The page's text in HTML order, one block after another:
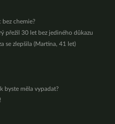
bez chemie?
přežil 30 let bez jediného důkazu
se zlepšila (Martina, 41 let)
byste měla vypadat?